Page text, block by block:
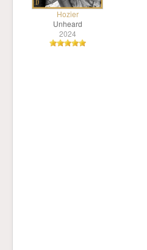
Hozier
Unheard
2024